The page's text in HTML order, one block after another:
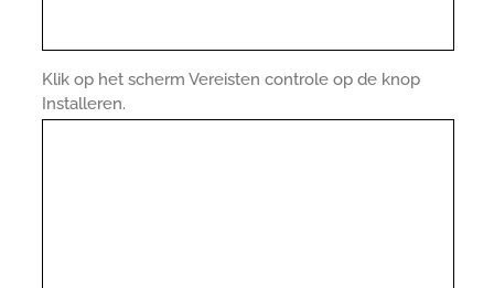
Klik op het scherm Vereisten controle op de knop
Installeren.